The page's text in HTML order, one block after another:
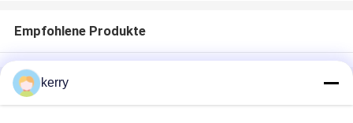
Empfohlene Produkte
Startseite
Sitemap
Datenschutzrichtlinie
kerry